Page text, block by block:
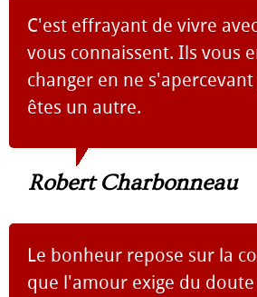
C'est effrayant de vivre
vous connaissent. Ils vous
changer en ne
êtes un autre.
Robert Charbonneau
Le bonheur repose sur la
que l'amour exige du